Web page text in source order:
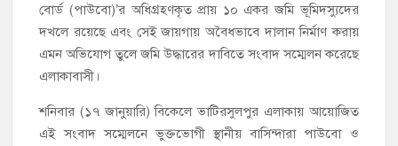
হাজীগঞ্জ ডিগ্রি কলেজ গভীর শ্রদ্ধার সঙ্গে জুলাই গণঅভ্যুত্থানের সকল
শহীদকে স্মরণ
টাকা পরিশোধ করা হবে
বোর্ড (পাউবো)’র অধিগ্রহণকৃত প্রায় ১০ একর জমি ভূমিদস্যুদের
দখলে রয়েছে এবং সেই জায়গায় অবৈধভাবে দালান নির্মাণ করায়
এমন অভিযোগ তুলে জমি উদ্ধারের দাবিতে সংবাদ সম্মেলন করেছে
এলাকাবাসী।
শনিবার (১৭ জানুয়ারি) বিকেলে ভাটিরসুলপুর এলাকায় আয়োজিত
এই সংবাদ সম্মেলনে ভুক্তভোগী স্থানীয় বাসিন্দারা পাউবো ও